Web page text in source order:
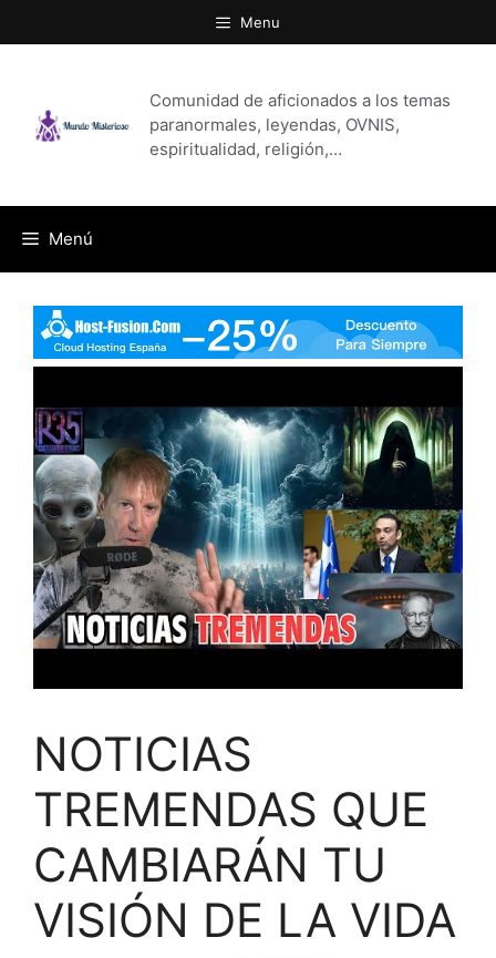
al
Menu
Comunidad de aficionados a los temas
paranormales, leyendas, OVNIS,
espiritualidad, religión,…
Menú
NOTICIAS
TREMENDAS QUE
CAMBIARÁN TU
VISIÓN DE LA VIDA